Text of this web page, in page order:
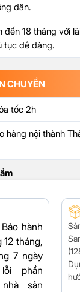
dân.
đến 18 tháng với
tục dễ dàng.
CHUYỂN
tốc 2h
hàng nội thành
hành
12 tháng,
7 ngày
phần
sản